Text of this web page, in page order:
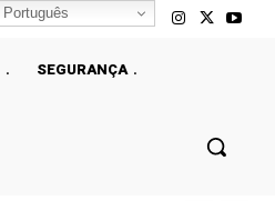
SEGURANÇA
Português